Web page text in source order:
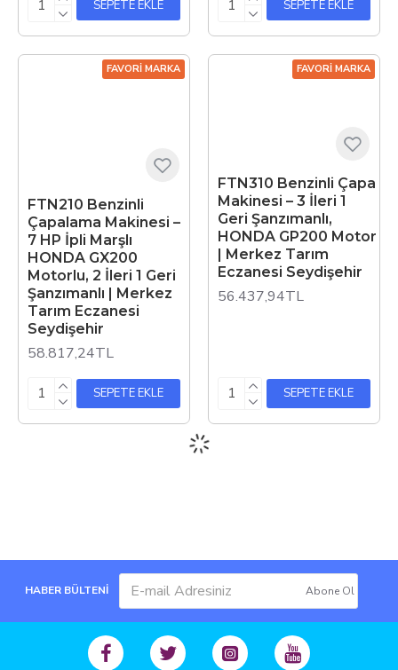
SEPETE EKLE SEPETE EKLE
FAVORI MARKA
FTN210 Benzinli
Çapalama Makinesi –
7 HP İpli Marşlı
HONDA GX200
Motorlu, 2 İleri 1 Geri
Şanzımanlı | Merkez
Tarım Eczanesi
Seydişehir
58.817,24TL
SEPETE EKLE
FAVORI MARKA
FTN310 Benzinli Çapa
Makinesi – 3 İleri 1
Geri Şanzımanlı,
HONDA GP200 Motor
| Merkez Tarım
Eczanesi Seydişehir
56.437,94TL
SEPETE EKLE
HABER BÜLTENİ Abone Ol